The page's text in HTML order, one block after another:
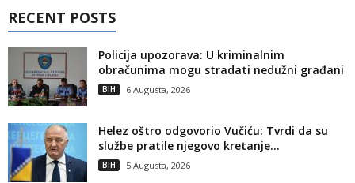
RECENT POSTS
Policija upozorava: U kriminalnim
obračunima mogu stradati nedužni građani
BIH 6 Augusta, 2026
Helez oštro odgovorio Vučiću: Tvrdi da su
službe pratile njegovo kretanje...
BIH 5 Augusta, 2026